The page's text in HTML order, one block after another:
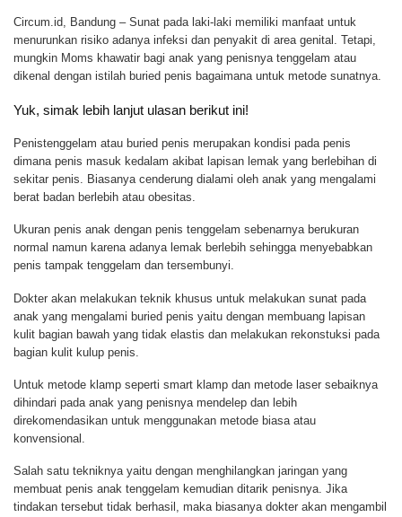
Circum.id, Bandung – Sunat pada laki-laki memiliki manfaat untuk
menurunkan risiko adanya infeksi dan penyakit di area genital. Tetapi,
mungkin Moms khawatir bagi anak yang penisnya tenggelam atau
dikenal dengan istilah buried penis bagaimana untuk metode sunatnya.
Yuk, simak lebih lanjut ulasan berikut ini!
Penistenggelam atau buried penis merupakan kondisi pada penis
dimana penis masuk kedalam akibat lapisan lemak yang berlebihan di
sekitar penis. Biasanya cenderung dialami oleh anak yang mengalami
berat badan berlebih atau obesitas.
Ukuran penis anak dengan penis tenggelam sebenarnya berukuran
normal namun karena adanya lemak berlebih sehingga menyebabkan
penis tampak tenggelam dan tersembunyi.
Dokter akan melakukan teknik khusus untuk melakukan sunat pada
anak yang mengalami buried penis yaitu dengan membuang lapisan
kulit bagian bawah yang tidak elastis dan melakukan rekonstuksi pada
bagian kulit kulup penis.
Untuk metode klamp seperti smart klamp dan metode laser sebaiknya
dihindari pada anak yang penisnya mendelep dan lebih
direkomendasikan untuk menggunakan metode biasa atau
konvensional.
Salah satu tekniknya yaitu dengan menghilangkan jaringan yang
membuat penis anak tenggelam kemudian ditarik penisnya. Jika
tindakan tersebut tidak berhasil, maka biasanya dokter akan mengambil